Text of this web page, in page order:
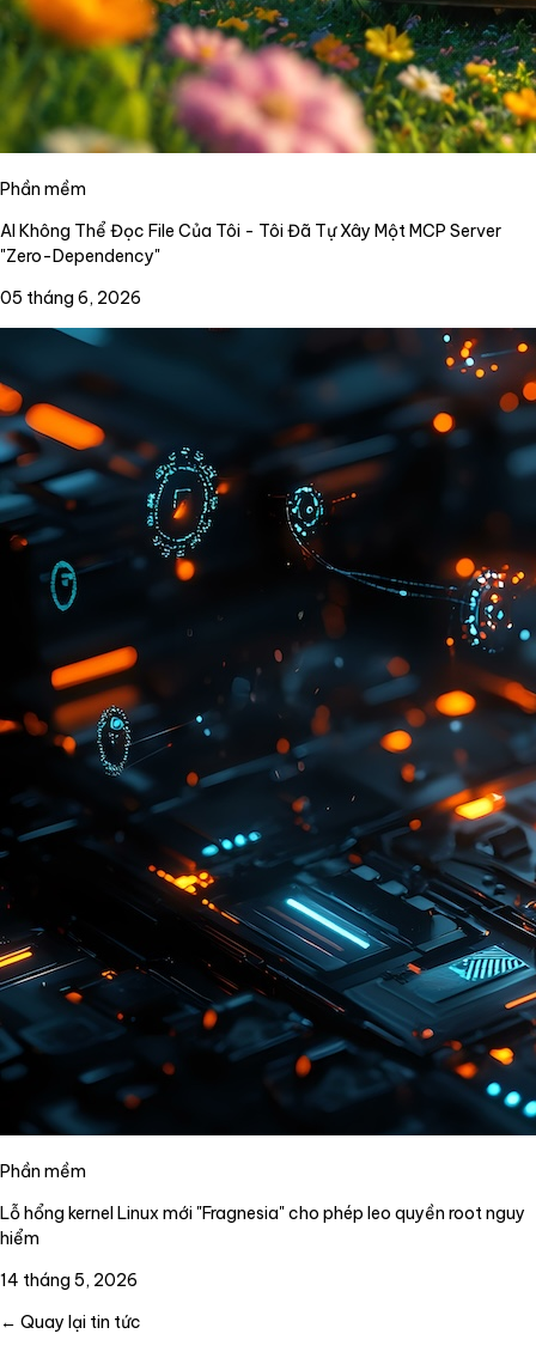
Phần mềm
AI Không Thể Đọc File Của Tôi - Tôi Đã Tự Xây Một MCP Server
"Zero-Dependency"
05 tháng 6, 2026
Phần mềm
Lỗ hổng kernel Linux mới "Fragnesia" cho phép leo quyền root nguy
hiểm
14 tháng 5, 2026
← Quay lại tin tức